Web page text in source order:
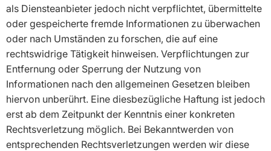
als Diensteanbieter jedoch nicht verpflichtet, übermittelte
oder gespeicherte fremde Informationen zu überwachen
oder nach Umständen zu forschen, die auf eine
rechtswidrige Tätigkeit hinweisen. Verpflichtungen zur
Entfernung oder Sperrung der Nutzung von
Informationen nach den allgemeinen Gesetzen bleiben
hiervon unberührt. Eine diesbezügliche Haftung ist jedoch
erst ab dem Zeitpunkt der Kenntnis einer konkreten
Rechtsverletzung möglich. Bei Bekanntwerden von
entsprechenden Rechtsverletzungen werden wir diese